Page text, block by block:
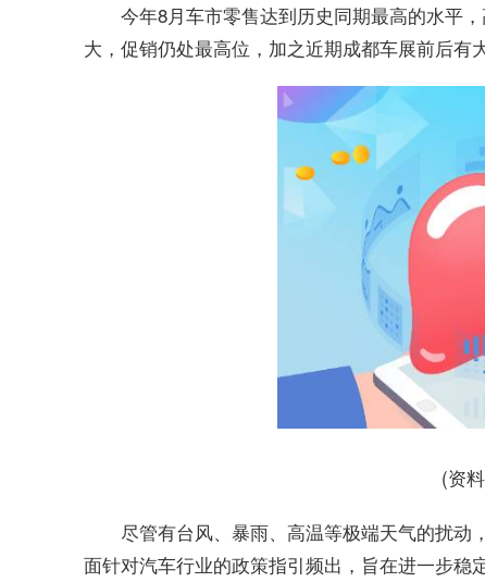
今年8月车市零售达到历史同期最高的水平
大，促销仍处最高位，加之近期成都车展前后有
(资
尽管有台风、暴雨、高温等极端天气的扰
面针对汽车行业的政策指引频出，旨在进一步稳